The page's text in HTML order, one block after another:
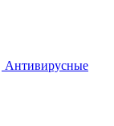
Антивирусные